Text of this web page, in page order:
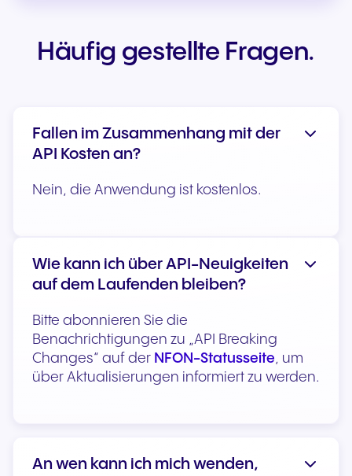
Häufig gestellte Fragen.
Fallen im Zusammenhang mit der
API Kosten an?
Nein, die Anwendung ist kostenlos.
Wie kann ich über API-Neuigkeiten
auf dem Laufenden bleiben?
Bitte abonnieren Sie die
Benachrichtigungen zu „API Breaking
Changes“ auf der NFON-Statusseite, um
über Aktualisierungen informiert zu werden.
An wen kann ich mich wenden,